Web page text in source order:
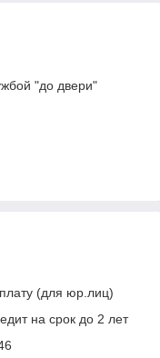
"до двери"
(для юр.лиц)
на срок до 2 лет